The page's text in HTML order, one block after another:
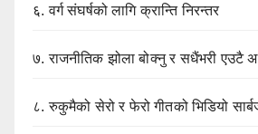
६.वर्ग संघर्षको लागि क्रान्ति निरन्तर
७.राजनीतिक झोला बोक्नु र सधैंभरी एउटै
८.रुकुमैको सेरो र फेरो गीतको भिडियो